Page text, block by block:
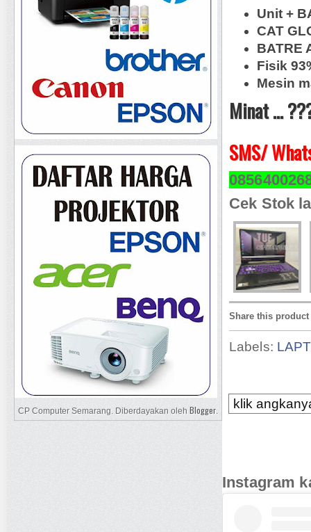
Unit +
CAT
BATRE
Fisik
Mesin
Minat ...
SMS/
Cek Stok
Share this product
Labels:
klik
Instagram
CP Computer Semarang. Diberdayakan oleh Blogger.